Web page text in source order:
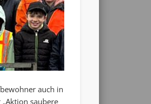
auch in
saubere